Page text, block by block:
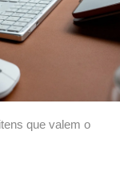
que valem o